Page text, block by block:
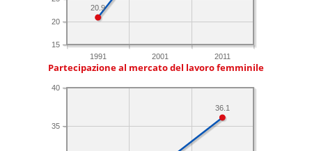
1991 2001 2011
15
20
20.9
Partecipazione al mercato del lavoro femminile
35
40
36.1